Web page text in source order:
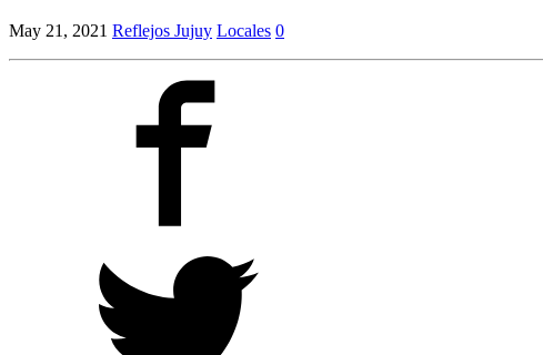
May 21, 2021 Reflejos Jujuy Locales 0